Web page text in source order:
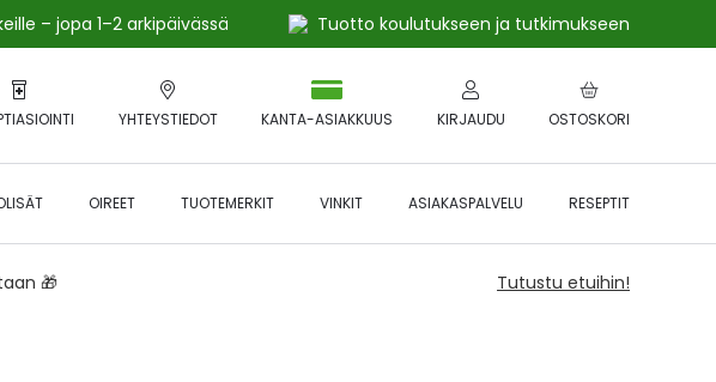
– jopa 1–2 arkipäivässä
Tuotto koulutukseen ja tutkimukseen
YHTEYSTIEDOT OSTOSKORI
KANTA-ASIAKKUUS KIRJAUDU
OIREET TUOTEMERKIT VINKIT ASIAKASPALVELU RESEPTIT
🎁 Tutustu etuihin!